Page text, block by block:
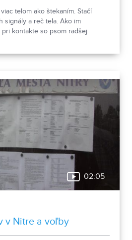
telom ako štekaním. Stačí
signály a reč tela. Ako im
kontakte so psom radšej
02:05
v Nitre a voľby